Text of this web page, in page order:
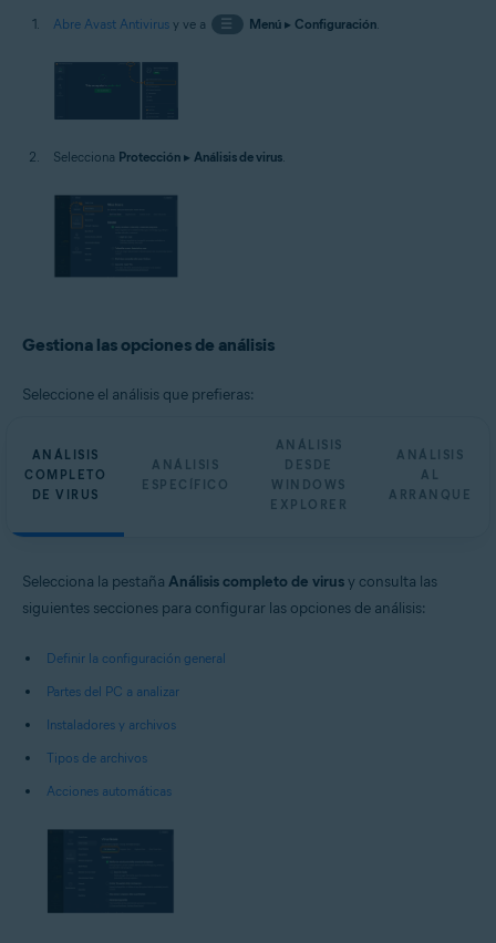
Abre Avast Antivirus y ve a ☰ Menú▸ Configuración.
Selecciona Protección ▸ Análisis de virus.
Gestiona las opciones de análisis
Seleccione el análisis que prefieras:
ANÁLISIS
COMPLETO
DE VIRUS
ANÁLISIS
ESPECÍFICO
ANÁLISIS
DESDE
WINDOWS
EXPLORER
ANÁLISIS
AL
ARRANQUE
Selecciona la pestaña Análisis completo de virusy consulta las
siguientes secciones para configurar las opciones de análisis:
Definir la configuración general
Partes del PC a analizar
Instaladores y archivos
Tipos de archivos
Acciones automáticas